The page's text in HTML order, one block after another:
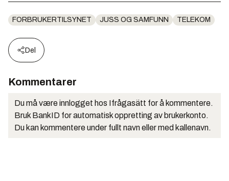
FORBRUKERTILSYNET JUSS OG SAMFUNN TELEKOM
Del
Kommentarer
Du må være innlogget hos Ifrågasätt for å kommentere.
Bruk BankID for automatisk oppretting av brukerkonto.
Du kan kommentere under fullt navn eller med kallenavn.